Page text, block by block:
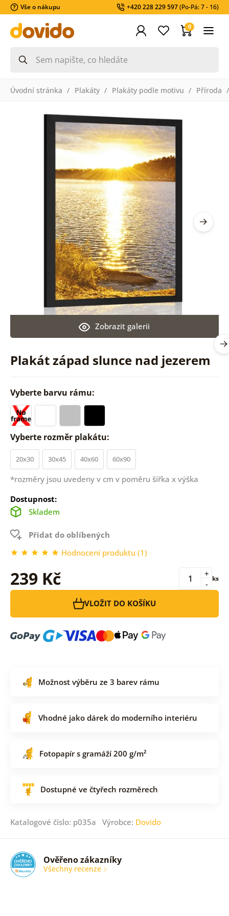
Vše o nákupu +420 228 229 597(Po-Pá: 7 - 16)
0
Úvodní stránka Plakáty Plakáty podle motivu Příroda
Plakát západ slunce nad jezerem
Zobrazit galerii
Vyberte barvu rámu:
Vyberte rozměr plakátu:
20x30 30x45 40x60 60x90
*rozměry jsou uvedeny v cm v poměru šířka x výška
Dostupnost:
Skladem
Přidat do oblíbených
Hodnocení produktu (1)
239 Kč -
+ ks
VLOŽIT DO KOŠÍKU
Možnost výběru ze 3 barev rámu
Vhodné jako dárek do moderního interiéru
Fotopapír s gramáží 200 g/m²
Dostupné ve čtyřech rozměrech
Katalogové číslo: p035a Výrobce: Dovido
Ověřeno zákazníky
Všechny recenze